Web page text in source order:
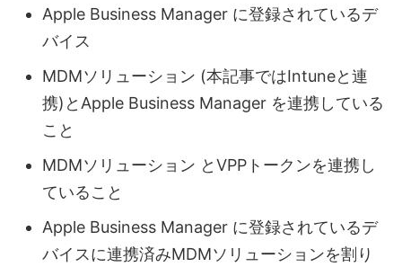
Apple Business Manager に登録されているデ
バイス
MDMソリューション (本記事ではIntuneと連
携)とApple Business Manager を連携している
こと
MDMソリューション とVPPトークンを連携し
ていること
Apple Business Manager に登録されているデ
バイスに連携済みMDMソリューションを割り